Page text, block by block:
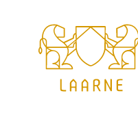
Gemeente
Laarne